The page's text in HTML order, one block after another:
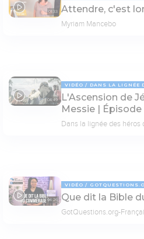
01:33 Attendre, c'est
Myriam Mancebo
04:49
VIDÉO DANS LA LIGNÉE
L'Ascension de
Messie | Épisode
Dans la lignée des héros
04:26
VIDÉO
Que dit la Bible
GotQuestions.org-